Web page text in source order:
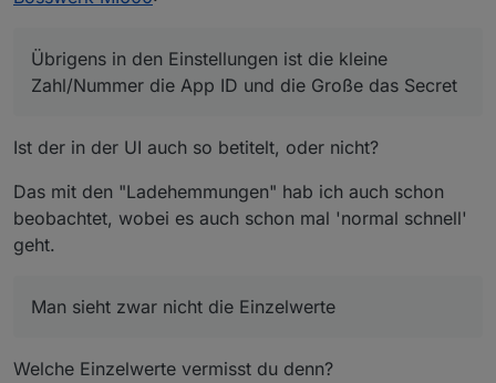
weiter und läuft einwandfrei durch.
@apollon77 helfen?
Übrigens in den Einstellungen ist die kleine
Zahl/Nummer die App ID und die Große das Secret.
Bosswerk MI-300 überwachen. Man sieht zwar nicht
die Einzelwerte, aber der Gesamtwert stimmt!
Vielen Dank für deine Mühe!
Übrigens in den Einstellungen ist die kleine
Zahl/Nummer die App ID und die Große das Secret
Ist der in der UI auch so betitelt, oder nicht?
Das mit den "Ladehemmungen" hab ich auch schon
beobachtet, wobei es auch schon mal 'normal schnell'
geht.
Man sieht zwar nicht die Einzelwerte
Welche Einzelwerte vermisst du denn?